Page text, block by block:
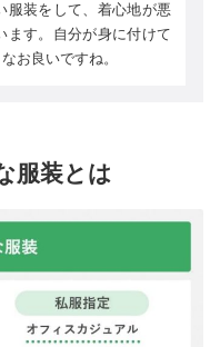
服装をして、着心地が悪
ます。自分が身に付けて
お良いですね。
服装とは